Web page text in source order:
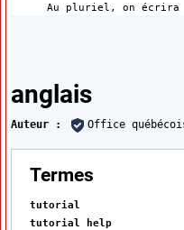
Au pluriel, on
Traductions
anglais
Auteur : Office
Termes
tutorial
tutorial help